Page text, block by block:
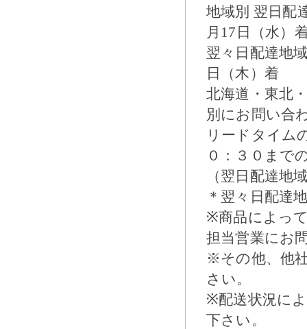
地域別 翌日配
月17日（水）
翌々日配達地
日（木）着
北海道・東北
別にお問い合
リードタイム
０：３０まで
（翌日配達地
＊翌々日配達
※商品によっ
担当営業にお
※その他、他
さい。
※配送状況に
下さい。